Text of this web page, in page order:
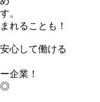
。
れることも！
心して働ける
企業！
◎